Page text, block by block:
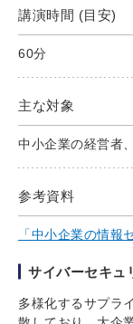
講演時間 (目安)
60分
主な対象
中小企業の経営者
参考資料
「中小企業の情報
サイバーセキュ
多様化するサプラ